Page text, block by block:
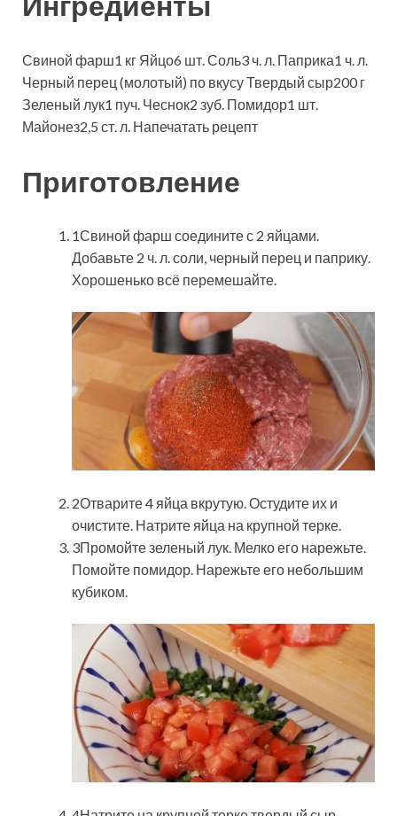
Свиной фарш1 кг Яйцо6 шт. Соль3 ч. л. Паприка1 ч. л.
Черный перец (молотый) по вкусу Твердый сыр200 г
Зеленый лук1 пуч. Чеснок2 зуб. Помидор1 шт.
Майонез2,5 ст. л. Напечатать рецепт
Приготовление
1Свиной фарш соедините с 2 яйцами.
Добавьте 2 ч. л. соли, черный перец и паприку.
Хорошенько всё перемешайте.
2Отварите 4 яйца вкрутую. Остудите их и
очистите. Натрите яйца на крупной терке.
3Промойте зеленый лук. Мелко его нарежьте.
Помойте помидор. Нарежьте его небольшим
кубиком.